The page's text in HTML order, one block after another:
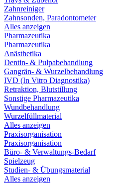
Zahnreiniger
Zahnsonden, Paradontometer
Alles anzeigen
Pharmazeutika
Pharmazeutika
Anästhetika
Dentin- & Pulpabehandlung
Gangrän- & Wurzelbehandlung
IVD (In Vitro Diagnostika)
Retraktion, Blutstillung
Sonstige Pharmazeutika
Wundbehandlung
Wurzelfüllmaterial
Alles anzeigen
Praxisorganisation
Praxisorganisation
Büro- & Verwaltungs-Bedarf
Spielzeug
Studien- & Übungsmaterial
Alles anzeigen